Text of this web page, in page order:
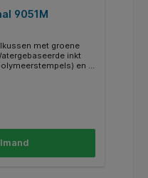
9051M
met groene
inkt
en is
te allen tijde